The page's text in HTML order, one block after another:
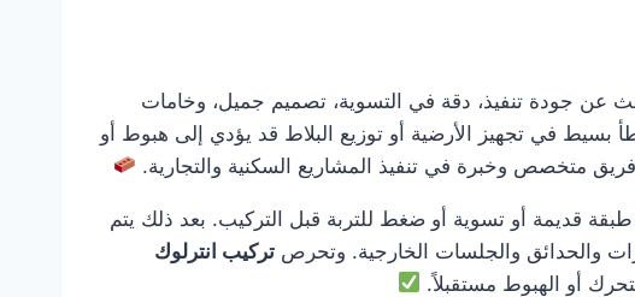
جودة تنفيذ، دقة في التسوية، تصميم جميل، وخامات
بسيط في تجهيز الأرضية أو توزيع البلاط قد يؤدي إلى هبوط أو
فريق متخصص وخبرة في تنفيذ المشاريع السكنية والتجارية.
قديمة أو تسوية أو ضغط للتربة قبل التركيب. بعد ذلك يتم
والحدائق والجلسات الخارجية. وتحرص تركيب انترلوك
أو الهبوط مستقبلاً.